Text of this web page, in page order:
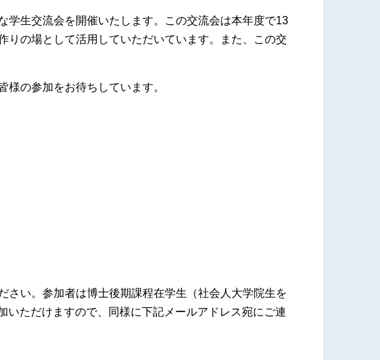
学生交流会を開催いたします。この交流会は本年度で13
りの場として活用していただいています。また、この交
の参加をお待ちしています。
い。参加者は博士後期課程在学生（社会人大学院生を
ただけますので、同様に下記メールアドレス宛にご連